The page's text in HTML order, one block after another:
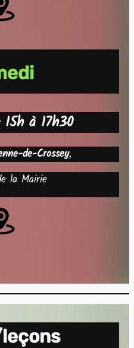
à 17h30
de-Crossey,
la Mairie